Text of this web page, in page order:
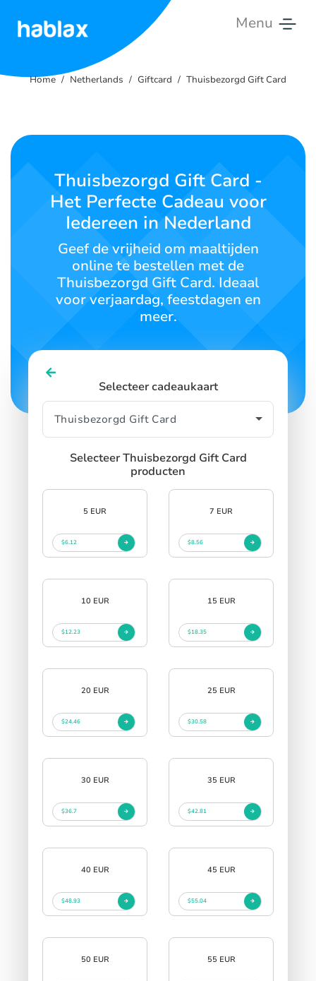
Menu
Tarieven
Contact
Nederlands
SIGN UP
Home Netherlands Giftcard Thuisbezorgd Gift Card
Thuisbezorgd Gift Card -
Het Perfecte Cadeau voor
Iedereen in Nederland
Geef de vrijheid om maaltijden
online te bestellen met de
Thuisbezorgd Gift Card. Ideaal
voor verjaardag, feestdagen en
meer.
Selecteer cadeaukaart
Selecteer Thuisbezorgd Gift Card
producten
5 EUR
$6.12
7 EUR
$8.56
10 EUR
$12.23
15 EUR
$18.35
20 EUR
$24.46
25 EUR
$30.58
30 EUR
$36.7
35 EUR
$42.81
40 EUR
$48.93
45 EUR
$55.04
50 EUR 55 EUR